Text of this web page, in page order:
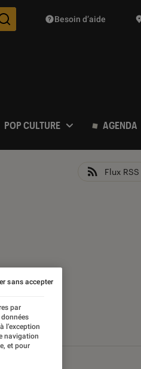
Des suggestions de produits
Besoin d’aide
POP CULTURE AGENDA
Flux RSS
par
l’exception
navigation
et pour
sans accepter